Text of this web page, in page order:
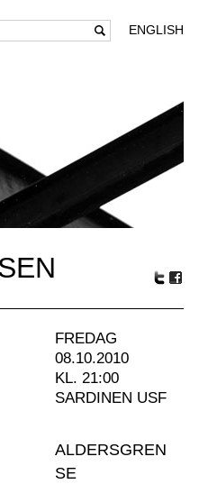
ENGLISH
FREDAG
08.10.2010
KL. 21:00
SARDINEN USF
ALDERSGREN
SE